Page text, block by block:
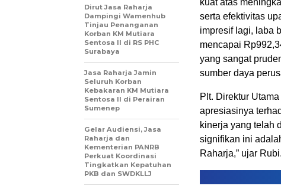
serta efektivitas
impresif lagi, laba
mencapai
yang sangat
sumber daya
Plt. Direktur
apresiasinya
kinerja yang telah
signifikan ini
Raharja,” ujar Rubi.
Dirut Jasa Raharja
Dampingi Wamenhub
Tinjau Penanganan
Korban KM Mutiara
Sentosa II di RS PHC
Surabaya
Jasa Raharja Jamin
Seluruh Korban
Kebakaran KM Mutiara
Sentosa II di Perairan
Sumenep
Gelar Audiensi, Jasa
Raharja dan
Kementerian PANRB
Perkuat Koordinasi
Tingkatkan Kepatuhan
PKB dan SWDKLLJ